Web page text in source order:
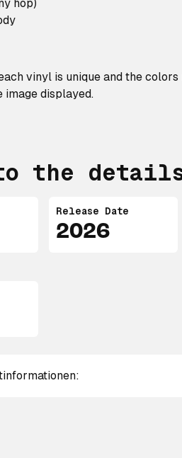
hop)
vinyl is unique and the
displayed.
the
Release Date
2026